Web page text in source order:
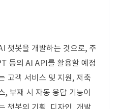
챗봇을 개발하는 것으로, 주
등의 AI API를 활용할 예정
고객 서비스 및 지원, 저축
, 부재 시 자동 응답 기능이
챗봇의 기획, 디자인, 개발